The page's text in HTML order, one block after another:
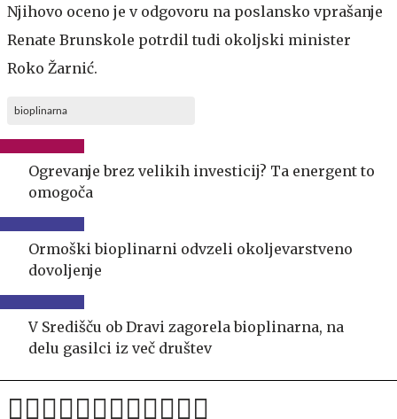
Njihovo oceno je v odgovoru na poslansko vprašanje
Renate Brunskole potrdil tudi okoljski minister
Roko Žarnić.
bioplinarna
Ogrevanje brez velikih investicij? Ta energent to
omogoča
Ormoški bioplinarni odvzeli okoljevarstveno
dovoljenje
V Središču ob Dravi zagorela bioplinarna, na
delu gasilci iz več društev